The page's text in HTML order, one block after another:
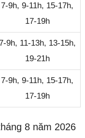
7-9h, 9-11h, 15-17h,
17-19h
9h, 11-13h, 13-15h,
19-21h
7-9h, 9-11h, 15-17h,
17-19h
8 năm 2026